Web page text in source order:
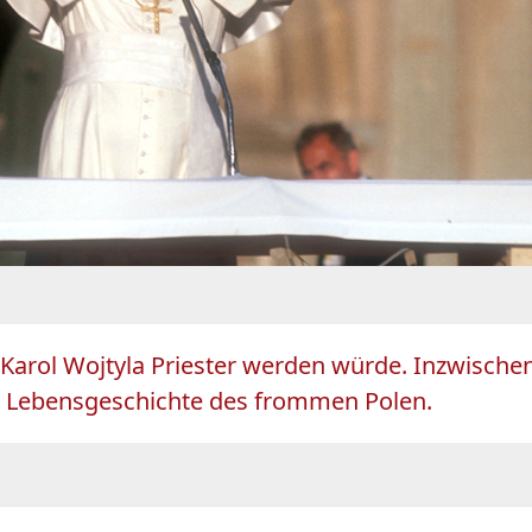
Wojtyla Priester werden würde.
des frommen Polen.